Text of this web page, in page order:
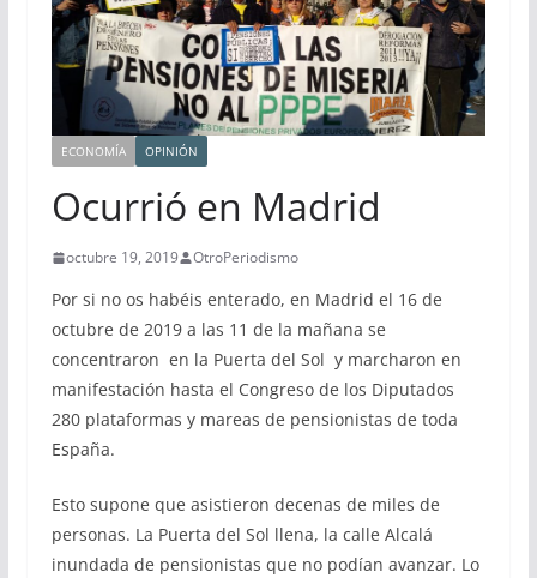
ECONOMÍA OPINIÓN
Ocurrió en Madrid
octubre 19, 2019 OtroPeriodismo
Por si no os habéis enterado, en Madrid el 16 de
octubre de 2019 a las 11 de la mañana se
concentraron en la Puerta del Sol y marcharon en
manifestación hasta el Congreso de los Diputados
280 plataformas y mareas de pensionistas de toda
España.
Esto supone que asistieron decenas de miles de
personas. La Puerta del Sol llena, la calle Alcalá
inundada de pensionistas que no podían avanzar. Lo